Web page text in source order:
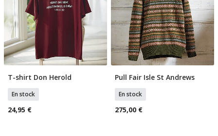
Sélectionner Tailles
T-shirt Don Herold
En stock
24,95 €
Sélectionner Tailles
Pull Fair Isle St Andrews
En stock
275,00 €